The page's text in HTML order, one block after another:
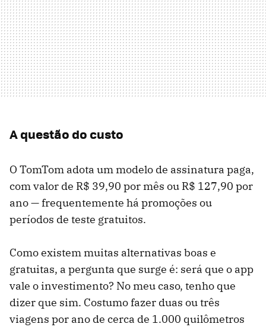
A questão do custo
O TomTom adota um modelo de assinatura paga,
com valor de R$ 39,90 por mês ou R$ 127,90 por
ano — frequentemente há promoções ou
períodos de teste gratuitos.
Como existem muitas alternativas boas e
gratuitas, a pergunta que surge é: será que o app
vale o investimento? No meu caso, tenho que
dizer que sim. Costumo fazer duas ou três
viagens por ano de cerca de 1.000 quilômetros